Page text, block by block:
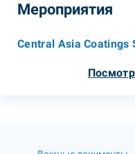
Мероприятия
Central Asia Coatings